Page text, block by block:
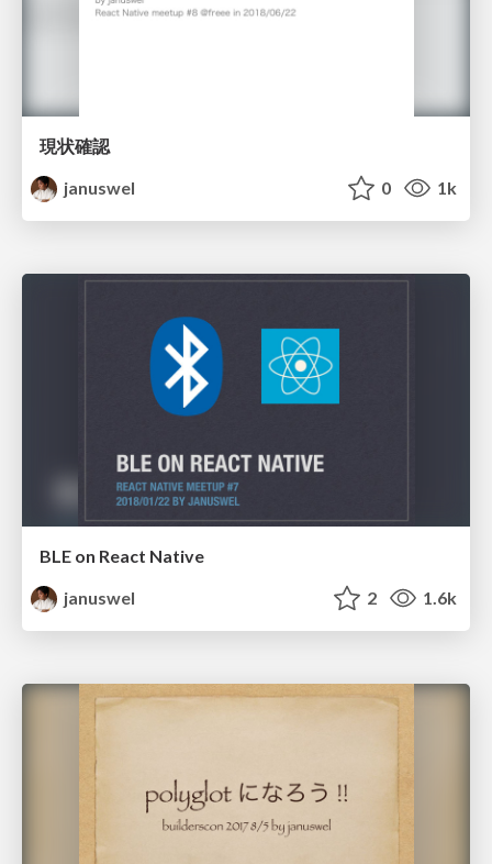
現状確認
januswel
0 1k
BLE on React Native
januswel
2 1.6k